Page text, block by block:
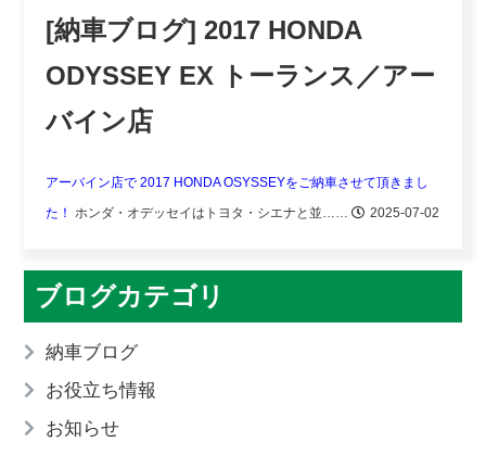
[納車ブログ] 2017 HONDA
ODYSSEY EX トーランス／アー
バイン店
アーバイン店で 2017 HONDA OSYSSEYをご納車させて頂きまし
た！ ホンダ・オデッセイはトヨタ・シエナと並…… 2025-07-02
ブログカテゴリ
納車ブログ
お役立ち情報
お知らせ